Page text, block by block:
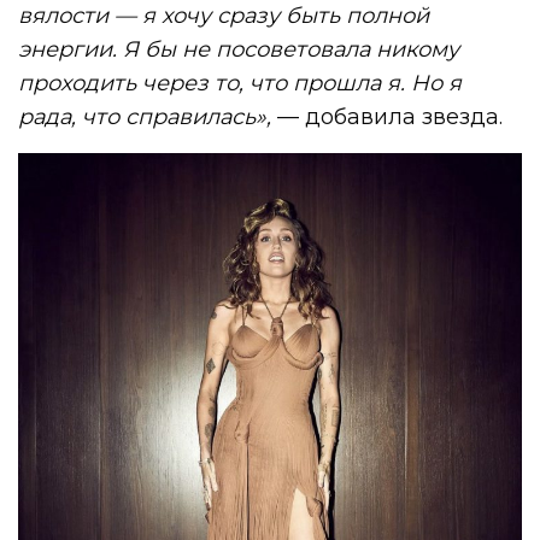
вялости — я хочу сразу быть полной
энергии. Я бы не посоветовала никому
проходить через то, что прошла я. Но я
рада, что справилась», — добавила звезда.